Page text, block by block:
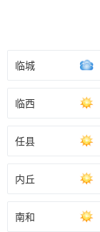
临城
临西
任县
内丘
南和